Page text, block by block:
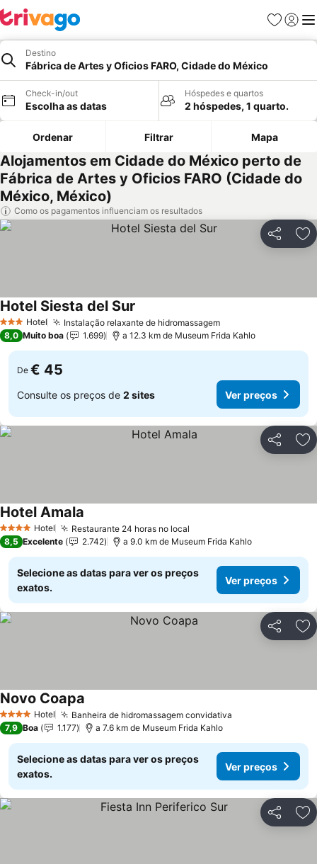
Favoritos
Iniciar
Destino
Fábrica de Artes y Oficios FARO, Cidade do México
Check-in/out
Escolha as datas
Hóspedes e quartos
2 hóspedes, 1 quarto.
Ordenar Filtrar Mapa
Alojamentos em Cidade do México perto de
Fábrica de Artes y Oficios FARO (Cidade do
México, México)
Como os pagamentos influenciam os resultados
Partilhar
3 EstrelasHotel Instalação relaxante de hidromassagemVer preços
Hotel Siesta del Sur
8,0 Muito boa 1.699 a 12.3 km de Museum Frida Kahlo
De € 45
Consulte os preços de 2 sites Ver preços
Partilhar
4 EstrelasHotel Restaurante 24 horas no local
Hotel Amala
8,5 Excelente 2.742 a 9.0 km de Museum Frida Kahlo
Selecione as datas para ver os preços
exatos.
Ver preços
Partilhar
4 EstrelasHotel Banheira de hidromassagem convidativa
Novo Coapa
7,9 Boa 1.177 a 7.6 km de Museum Frida Kahlo
Selecione as datas para ver os preços
exatos.
Ver preços
Partilhar